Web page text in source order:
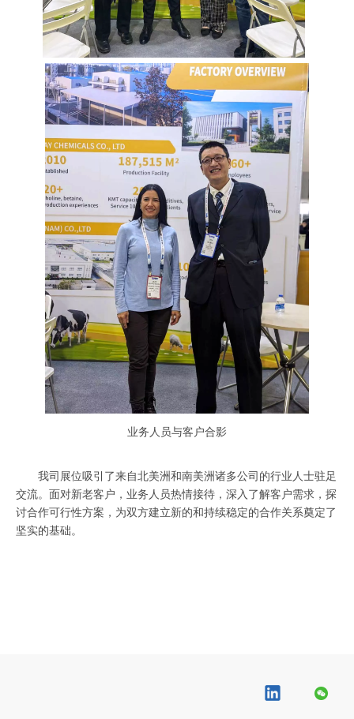
业务人员与客户合影
我司展位吸引了来自北美洲和南美洲诸多公司的行业人士驻足
交流。面对新老客户，业务人员热情接待，深入了解客户需求，探
讨合作可行性方案，为双方建立新的和持续稳定的合作关系奠定了
坚实的基础。